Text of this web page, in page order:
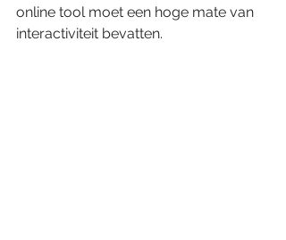
online tool moet een hoge mate van
interactiviteit bevatten.